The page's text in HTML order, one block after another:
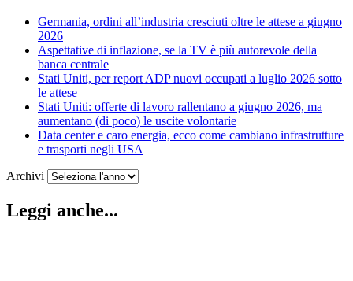
Germania, ordini all’industria cresciuti oltre le attese a giugno
2026
Aspettative di inflazione, se la TV è più autorevole della
banca centrale
Stati Uniti, per report ADP nuovi occupati a luglio 2026 sotto
le attese
Stati Uniti: offerte di lavoro rallentano a giugno 2026, ma
aumentano (di poco) le uscite volontarie
Data center e caro energia, ecco come cambiano infrastrutture
e trasporti negli USA
Archivi
Leggi anche...